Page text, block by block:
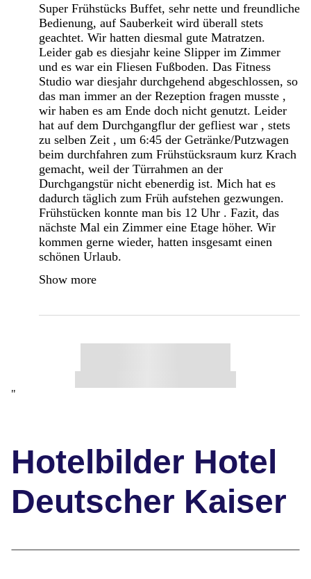
Super Frühstücks Buffet, sehr nette und freundliche
Bedienung, auf Sauberkeit wird überall stets
geachtet. Wir hatten diesmal gute Matratzen.
Leider gab es diesjahr keine Slipper im Zimmer
und es war ein Fliesen Fußboden. Das Fitness
Studio war diesjahr durchgehend abgeschlossen, so
das man immer an der Rezeption fragen musste ,
wir haben es am Ende doch nicht genutzt. Leider
hat auf dem Durchgangflur der gefliest war , stets
zu selben Zeit , um 6:45 der Getränke/Putzwagen
beim durchfahren zum Frühstücksraum kurz Krach
gemacht, weil der Türrahmen an der
Durchgangstür nicht ebenerdig ist. Mich hat es
dadurch täglich zum Früh aufstehen gezwungen.
Frühstücken konnte man bis 12 Uhr . Fazit, das
nächste Mal ein Zimmer eine Etage höher. Wir
kommen gerne wieder, hatten insgesamt einen
schönen Urlaub.
Show more
"
Hotelbilder Hotel
Deutscher Kaiser